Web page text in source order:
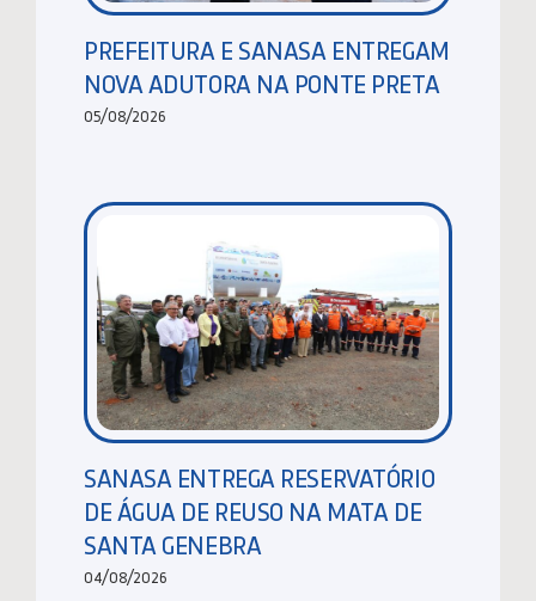
PREFEITURA E SANASA ENTREGAM
NOVA ADUTORA NA PONTE PRETA
05/08/2026
SANASA ENTREGA RESERVATÓRIO
DE ÁGUA DE REUSO NA MATA DE
SANTA GENEBRA
04/08/2026